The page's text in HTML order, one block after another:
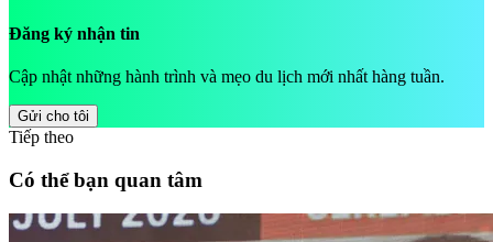
Đăng ký nhận tin
Cập nhật những hành trình và mẹo du lịch mới nhất hàng tuần.
Gửi cho tôi
Tiếp theo
Có thể bạn quan tâm